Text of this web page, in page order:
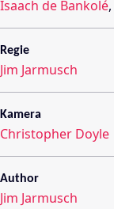
Isaach de Bankolé,
Regie
Jim Jarmusch
Kamera
Christopher Doyle
Author
Jim Jarmusch